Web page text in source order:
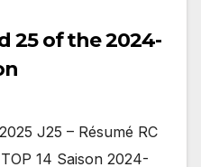
25 of the 2024-
J25 – Résumé RC
14 Saison 2024-